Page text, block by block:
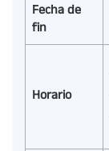
Fecha de
fin
Horario